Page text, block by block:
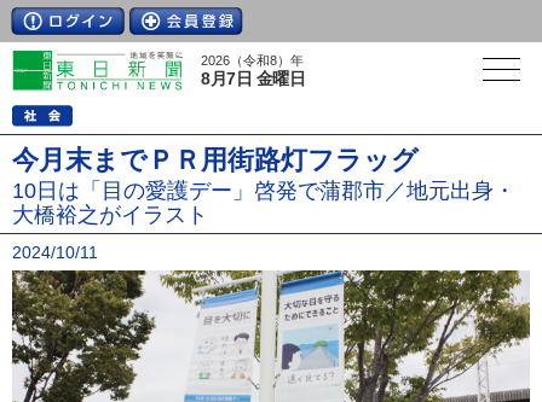
2026（令和8）年
8月7日 金曜日
今月末までＰＲ用街路灯フラッグ
10日は「目の愛護デー」啓発で蒲郡市／地元出身・
大橋裕之がイラスト
2024/10/11